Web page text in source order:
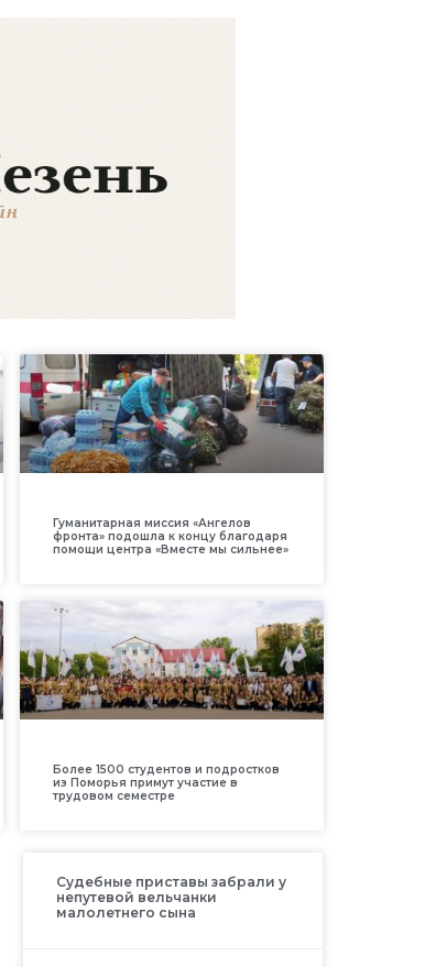
Гуманитарная миссия «Ангелов
фронта» подошла к концу благодаря
помощи центра «Вместе мы сильнее»
Более 1500 студентов и подростков
из Поморья примут участие в
трудовом семестре
Судебные приставы забрали у
непутевой вельчанки
малолетнего сына